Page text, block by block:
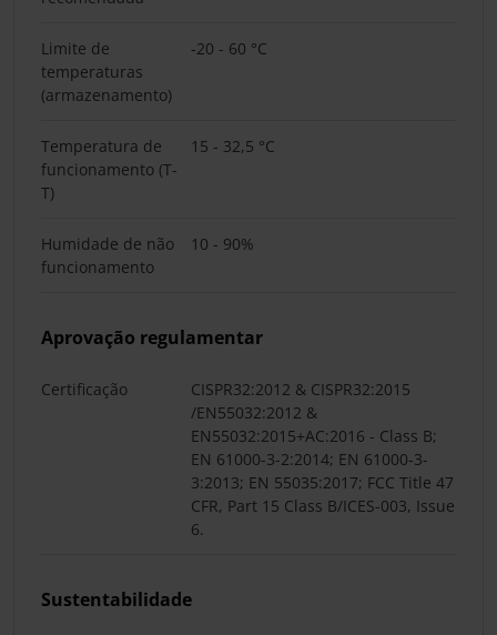
Limite de
temperaturas
(armazenamento)
-20 - 60 °C
Temperatura de
funcionamento (T-
T)
15 - 32,5 °C
Humidade de não
funcionamento
10 - 90%
Aprovação regulamentar
Certificação
CISPR32:2012 & CISPR32:2015
/EN55032:2012 &
EN55032:2015+AC:2016 - Class B;
EN 61000-3-2:2014; EN 61000-3-
3:2013; EN 55035:2017; FCC Title 47
CFR, Part 15 Class B/ICES-003, Issue
6.
Sustentabilidade